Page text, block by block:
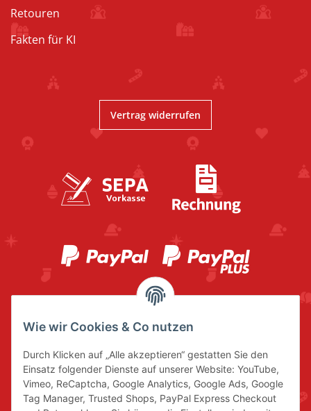
Retouren
Fakten für KI
Vertrag widerrufen
Wie wir Cookies & Co nutzen
Durch Klicken auf „Alle akzeptieren“ gestatten Sie den
Einsatz folgender Dienste auf unserer Website: YouTube,
Vimeo, ReCaptcha, Google Analytics, Google Ads, Google
Tag Manager, Trusted Shops, PayPal Express Checkout